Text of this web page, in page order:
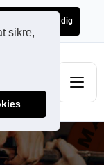
sikre,
til dig